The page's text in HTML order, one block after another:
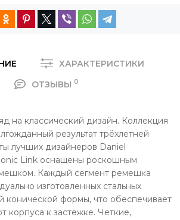
ХАРАКТЕРИСТИКИ
ОТЗЫВЫ 0
на классический дизайн. Коллекция
результат трёхлетней
лучших дизайнеров Daniel
Link оснащены роскошным
Каждый сегмент ремешка
изготовленных стальных
конической формы, что обеспечивает
корпуса к застёжке. Четкие,